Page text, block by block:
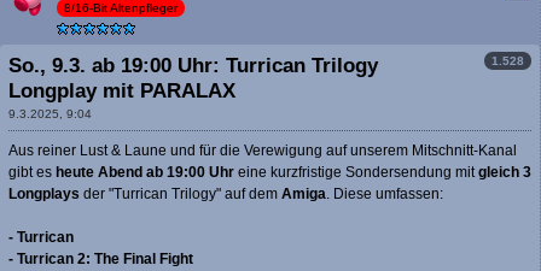
8/16-Bit Altenpfleger
1.528
So., 9.3. ab 19:00 Uhr: Turrican Trilogy
Longplay mit PARALAX
9.3.2025, 9:04
Aus reiner Lust & Laune und für die Verewigung auf unserem Mitschnitt-Kanal
gibt es heute Abend ab 19:00 Uhr eine kurzfristige Sondersendung mitgleich 3
Longplays der "Turrican Trilogy" auf dem Amiga. Diese umfassen:
- Turrican
- Turrican 2: The Final Fight